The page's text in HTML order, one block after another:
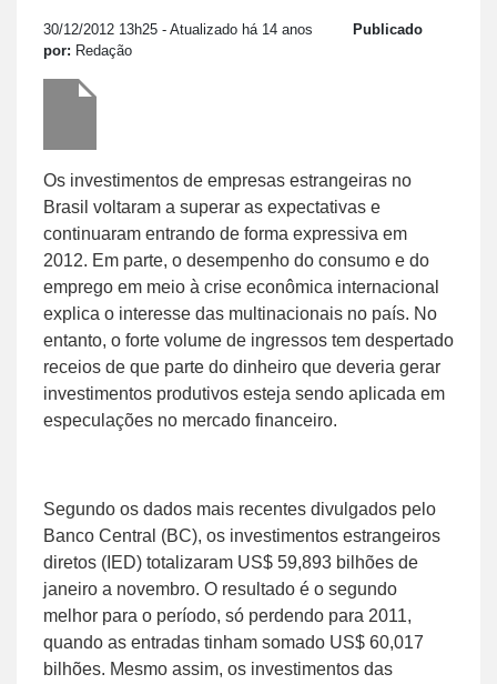
30/12/2012 13h25 - Atualizado há 14 anos
Publicado
por: Redação
Os investimentos de empresas estrangeiras no
Brasil voltaram a superar as expectativas e
continuaram entrando de forma expressiva em
2012. Em parte, o desempenho do consumo e do
emprego em meio à crise econômica internacional
explica o interesse das multinacionais no país. No
entanto, o forte volume de ingressos tem despertado
receios de que parte do dinheiro que deveria gerar
investimentos produtivos esteja sendo aplicada em
especulações no mercado financeiro.
Segundo os dados mais recentes divulgados pelo
Banco Central (BC), os investimentos estrangeiros
diretos (IED) totalizaram US$ 59,893 bilhões de
janeiro a novembro. O resultado é o segundo
melhor para o período, só perdendo para 2011,
quando as entradas tinham somado US$ 60,017
bilhões. Mesmo assim, os investimentos das